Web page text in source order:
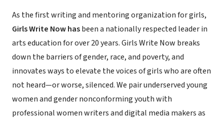
As the first writing and mentoring organization for girls,
Girls Write Now hasbeen a nationally respected leader in
arts education for over 20 years. Girls Write Now breaks
down the barriers of gender, race, and poverty, and
innovates ways to elevate the voices of girls who are often
not heard—or worse, silenced. We pair underserved young
women and gender nonconforming youth with
professional women writers and digital media makers as